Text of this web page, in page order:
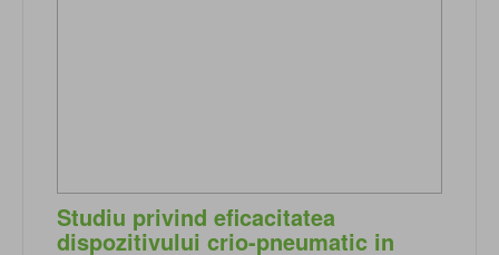
Studiu privind eficacitatea
dispozitivului crio-pneumatic in